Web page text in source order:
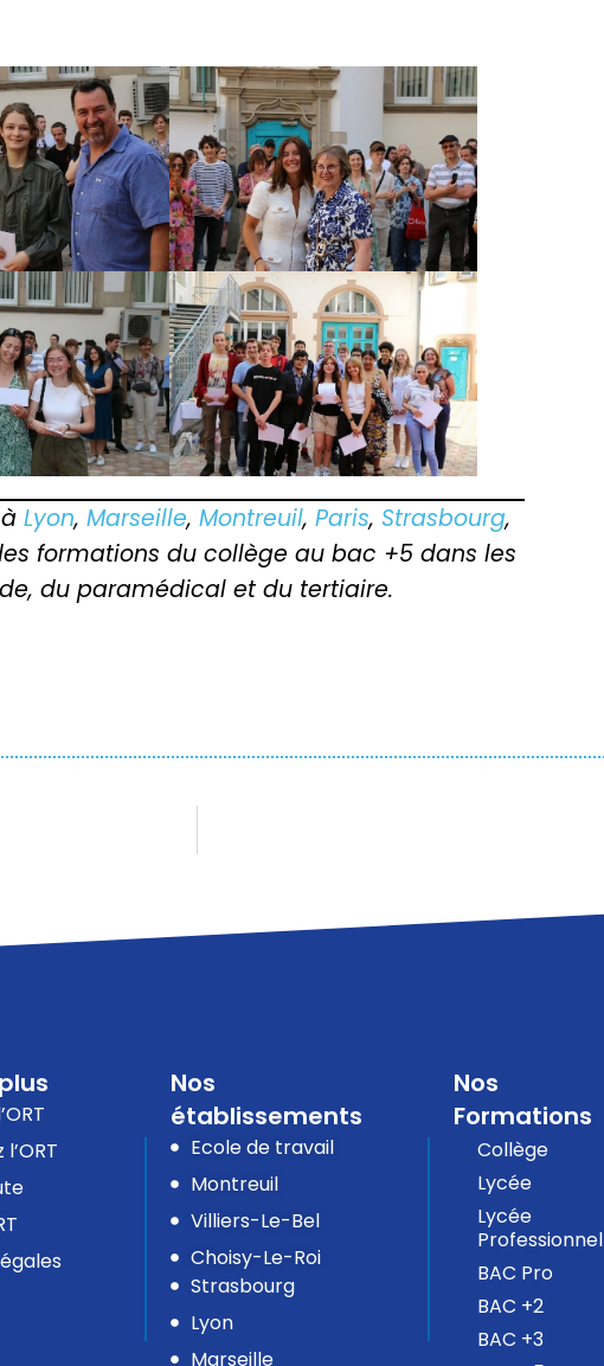
Lyon, Marseille, Montreuil, Paris, Strasbourg,
formations du collège au bac +5 dans les
du paramédical et du tertiaire.
Nos
établissements
Ecole de travail
Montreuil
Villiers-Le-Bel
Choisy-Le-Roi
Strasbourg
Lyon
Marseille
Nos
Formations
Collège
Lycée
Lycée
Professionnel
BAC Pro
BAC +2
BAC +3